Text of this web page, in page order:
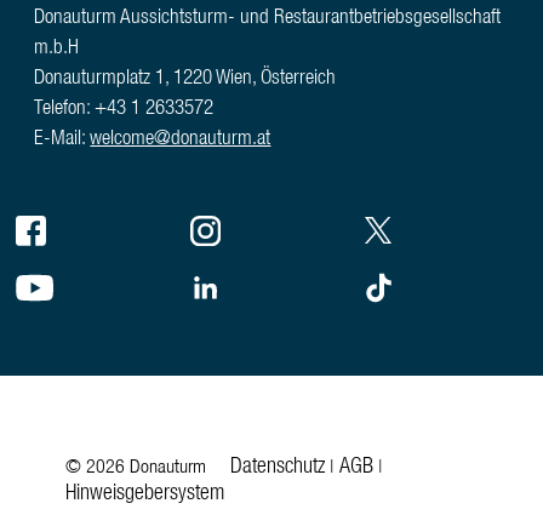
Donauturm Aussichtsturm- und Restaurantbetriebsgesellschaft
m.b.H
Donauturmplatz 1, 1220 Wien, Österreich
Telefon: +43 1 2633572
E-Mail:welcome@donauturm.at
© 2026 Donauturm Datenschutz| AGB|
Hinweisgebersystem